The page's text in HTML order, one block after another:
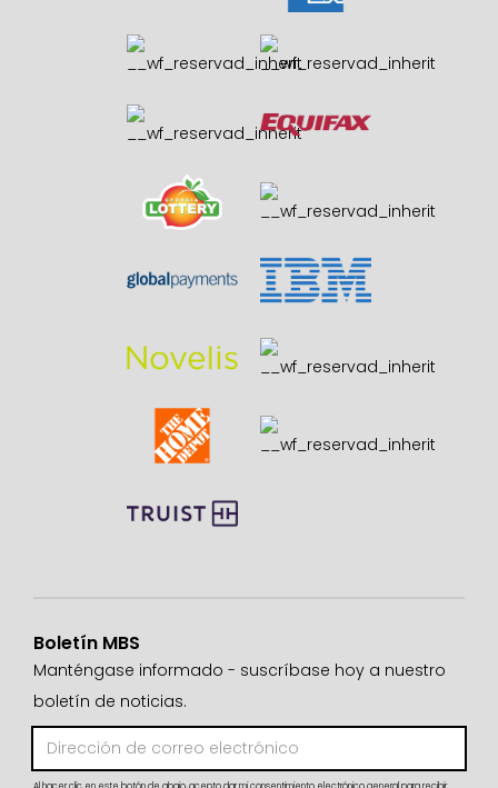
Boletín MBS
Manténgase informado - suscríbase hoy a nuestro
boletín de noticias.